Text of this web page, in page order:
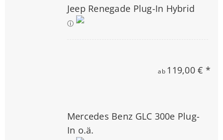
Jeep Renegade Plug-In Hybrid
ⓘ
ab 119,00 € *
Mercedes Benz GLC 300e Plug-
In o.ä.